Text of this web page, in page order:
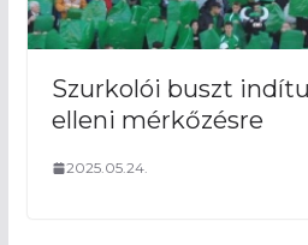
Szurkolói buszt
elleni mérkőzésre
2025.05.24.